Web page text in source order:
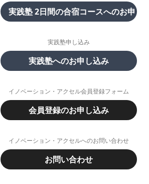
実践塾 2日間の合宿コースへのお申し
実践塾申し込み
実践塾へのお申し込み
イノベーション・アクセル会員登録フォーム
会員登録のお申し込み
イノベーション・アクセルへのお問い合わせ
お問い合わせ